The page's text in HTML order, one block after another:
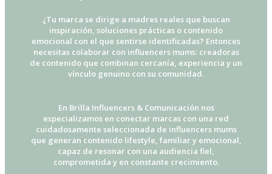
¿Tu marca se dirige a madres reales que buscan
inspiración, soluciones prácticas o contenido
emocional con el que sentirse identificadas? Entonces
necesitas colaborar con influencers mums: creadoras
de contenido que combinan cercanía, experiencia y un
vínculo genuino con su comunidad.
En Brilla Influencers & Comunicación nos
especializamos en conectar marcas con una red
cuidadosamente seleccionada de influencers mums
que generan contenido lifestyle, familiar y emocional,
capaz de resonar con una audiencia fiel,
comprometida y en constante crecimiento.